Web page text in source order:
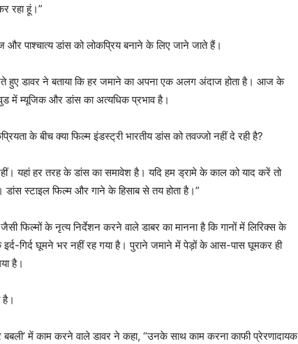
रहा हूं।”
पाश्चात्य डांस को लोकप्रिय बनाने के लिए जाने जाते हैं।
हुए डावर ने बताया कि हर जमाने का अपना एक अलग अंदाज होता है। आज के
में म्यूजिक और डांस का अत्यधिक प्रभाव है।
के बीच क्या फिल्म इंडस्ट्री भारतीय डांस को तवज्जो नहीं दे रही है?
यहां हर तरह के डांस का समावेश है। यदि हम ड्रामे के काल को याद करें तो
स्टाइल फिल्म और गाने के हिसाब से तय होता है।”
जैसी फिल्मों के नृत्य निर्देशन करने वाले डाबर का मानना है कि गानों में लिरिक्स के
गिर्द घूमने भर नहीं रह गया है। पुराने जमाने में पेड़ों के आस-पास घूमकर ही
है।
है।
में काम करने वाले डावर ने कहा, “उनके साथ काम करना काफी प्रेरणादायक